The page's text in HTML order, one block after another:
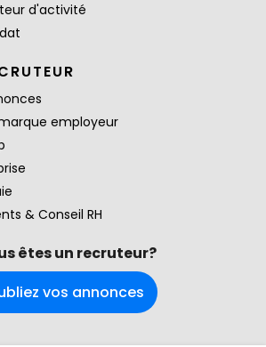
d'activité
employeur
& Conseil RH
êtes un recruteur?
vos annonces